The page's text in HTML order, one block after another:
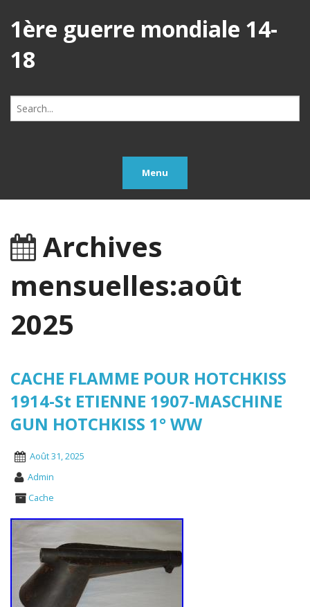
1ère guerre mondiale 14-
18
Search
for:
Menu
Archives
mensuelles:août
2025
CACHE FLAMME POUR HOTCHKISS
1914-St ETIENNE 1907-MASCHINE
GUN HOTCHKISS 1° WW
Août 31, 2025
Admin
Cache